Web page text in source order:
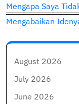
Mengapa Saya
Mengabaikan
August 2026
July 2026
June 2026